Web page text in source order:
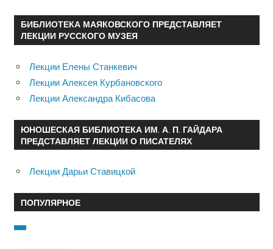
БИБЛИОТЕКА МАЯКОВСКОГО ПРЕДСТАВЛЯЕТ
ЛЕКЦИИ РУССКОГО МУЗЕЯ
Лекции Елены Станкевич
Лекции Алексея Курбановского
Лекции Александра Кибасова
ЮНОШЕСКАЯ БИБЛИОТЕКА ИМ. А. П. ГАЙДАРА
ПРЕДСТАВЛЯЕТ ЛЕКЦИИ О ПИСАТЕЛЯХ
Лекции Дарьи Ставицкой
ПОПУЛЯРНОЕ